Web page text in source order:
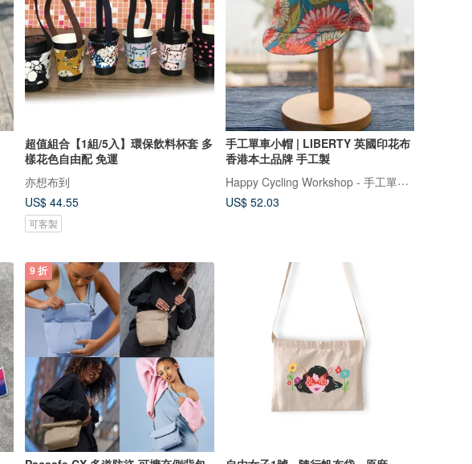
超值組合【1組/5入】環保飲料杯套 多
樣花色自由配 免運
亦想布到
US$ 44.55
可客製
手工單車小帽 | LIBERTY 英國印花布
香港本土品牌 手工製
Happy Cycling Workshop - 手工單車小帽
US$ 52.03
9 折